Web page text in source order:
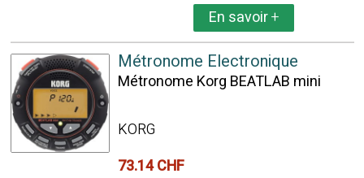
En savoir+
Métronome Electronique
Métronome Korg BEATLAB mini
KORG
73.14 CHF